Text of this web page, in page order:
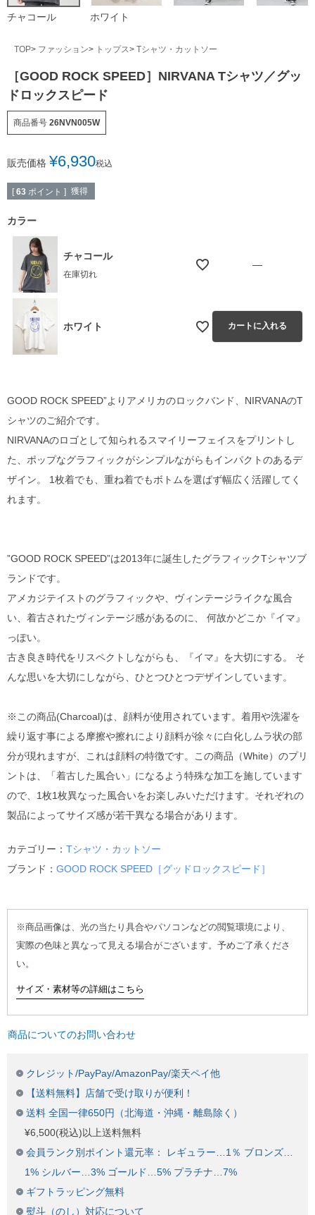
チャコール ホワイト
TOP ファッション トップス Tシャツ・カットソー
［GOOD ROCK SPEED］NIRVANA Tシャツ／グッ
ドロックスピード
商品番号 26NVN005W
販売価格 ¥6,930税込
[ 63 ポイント ] 獲得
カラー
チャコール
在庫切れ
—
ホワイト カートに入れる
GOOD ROCK SPEED”よりアメリカのロックバンド、NIRVANAのT
シャツのご紹介です。
NIRVANAのロゴとして知られるスマイリーフェイスをプリントし
た、ポップなグラフィックがシンプルながらもインパクトのあるデ
ザイン。 1枚着でも、重ね着でもボトムを選ばず幅広く活躍してく
れます。
”GOOD ROCK SPEED”は2013年に誕生したグラフィックTシャツブ
ランドです。
アメカジテイストのグラフィックや、ヴィンテージライクな風合
い、着古されたヴィンテージ感があるのに、 何故かどこか『イマ』
っぽい。
古き良き時代をリスペクトしながらも、『イマ』を大切にする。 そ
んな思いを大切にしながら、ひとつひとつデザインしています。
※この商品(Charcoal)は、顔料が使用されています。着用や洗濯を
繰り返す事による摩擦や擦れにより顔料が徐々に白化しムラ状の部
分が現れますが、これは顔料の特徴です。この商品（White）のプリ
ントは、「着古した風合い」になるよう特殊な加工を施しています
ので、1枚1枚異なった風合いをお楽しみいただけます。それぞれの
製品によってサイズ感が若干異なる場合があります。
カテゴリー： Tシャツ・カットソー
ブランド： GOOD ROCK SPEED［グッドロックスピード］
※商品画像は、光の当たり具合やパソコンなどの閲覧環境により、
実際の色味と異なって見える場合がございます。予めご了承くださ
い。
サイズ・素材等の詳細はこちら
商品についてのお問い合わせ
クレジット/PayPay/AmazonPay/楽天ペイ他
【送料無料】店舗で受け取りが便利！
送料 全国一律650円（北海道・沖縄・離島除く）
¥6,500(税込)以上送料無料
会員ランク別ポイント還元率： レギュラー…1％ ブロンズ…
1% シルバー…3% ゴールド…5% プラチナ…7%
ギフトラッピング無料
熨斗（のし）対応について